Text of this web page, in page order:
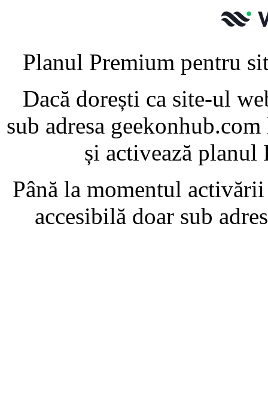
Planul Premium pentru
Dacă dorești ca site-ul
sub adresa
și activează planul
Până la momentul
accesibilă doar sub